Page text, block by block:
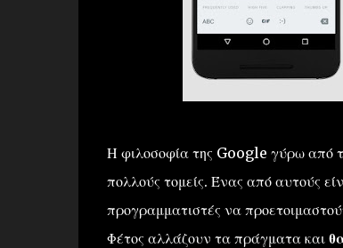
Η φιλοσοφία της Google γύρω από
πολλούς τομείς. Ένας από αυτούς
προγραμματιστές να
Φέτος αλλάζουν τα πράγματα και